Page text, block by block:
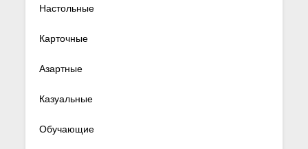
Настольные
Карточные
Азартные
Казуальные
Обучающие